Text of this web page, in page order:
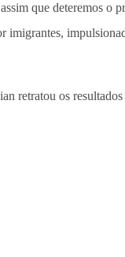
que deteremos o
retratou os